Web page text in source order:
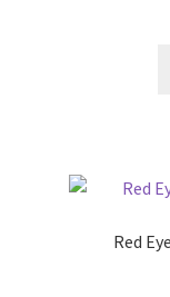
Red